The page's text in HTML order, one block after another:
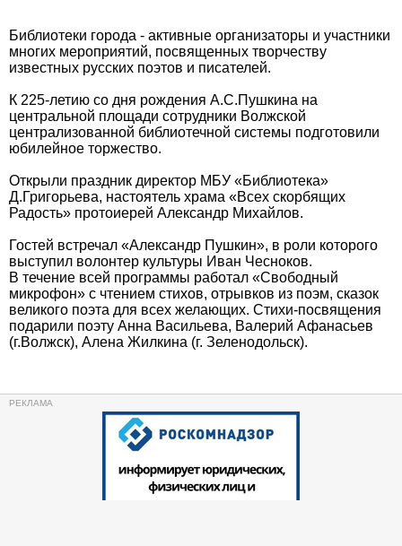
Библиотеки города - активные организаторы и участники
многих мероприятий, посвященных творчеству
известных русских поэтов и писателей.
К 225-летию со дня рождения А.С.Пушкина на
центральной площади сотрудники Волжской
централизованной библиотечной системы подготовили
юбилейное торжество.
Открыли праздник директор МБУ «Библиотека»
Д.Григорьева, настоятель храма «Всех скорбящих
Радость» протоиерей Александр Михайлов.
Гостей встречал «Александр Пушкин», в роли которого
выступил волонтер культуры Иван Чесноков.
В течение всей программы работал «Свободный
микрофон» с чтением стихов, отрывков из поэм, сказок
великого поэта для всех желающих. Стихи-посвящения
подарили поэту Анна Васильева, Валерий Афанасьев
(г.Волжск), Алена Жилкина (г. Зеленодольск).